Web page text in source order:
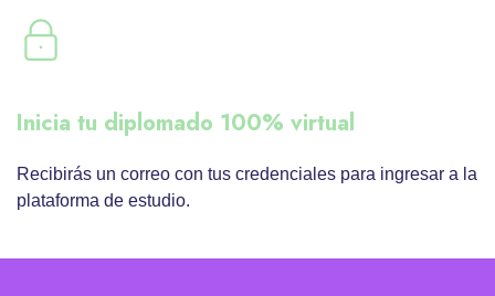
Inicia tu diplomado 100% virtual
Recibirás un correo con tus credenciales para ingresar a la
plataforma de estudio.